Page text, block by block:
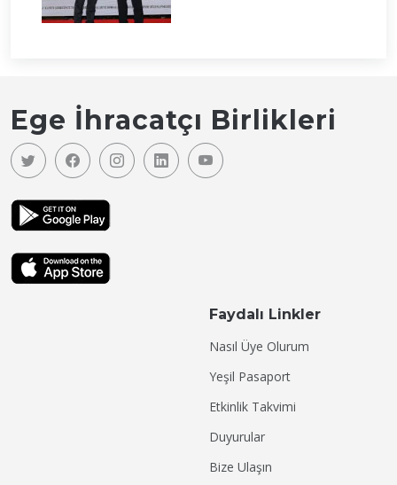
Ege İhracatçı Birlikleri
Faydalı Linkler
Nasıl Üye Olurum
Yeşil Pasaport
Etkinlik Takvimi
Duyurular
Bize Ulaşın